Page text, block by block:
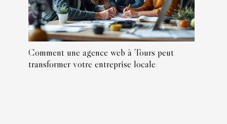
Comment une agence web à Tours peut
transformer votre entreprise locale